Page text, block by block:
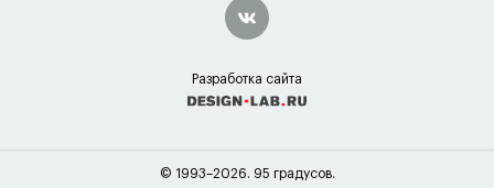
Разработка сайта
© 1993–2026. 95 градусов.